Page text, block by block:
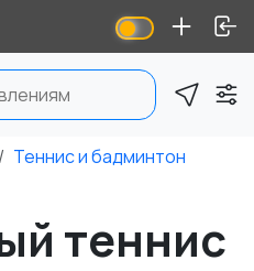
Теннис и бадминтон
теннис